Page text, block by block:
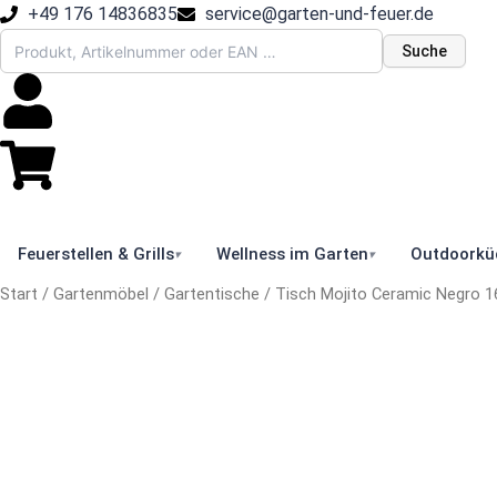
Zum
Inhalt
springen
+49 176 14836835 service@garten-und-feuer.de
Suche
Feuerstellen & Grills▾ Wellness im Garten▾
Start / Gartenmöbel / Gartentische / Tisch Mojito Ceramic Negro